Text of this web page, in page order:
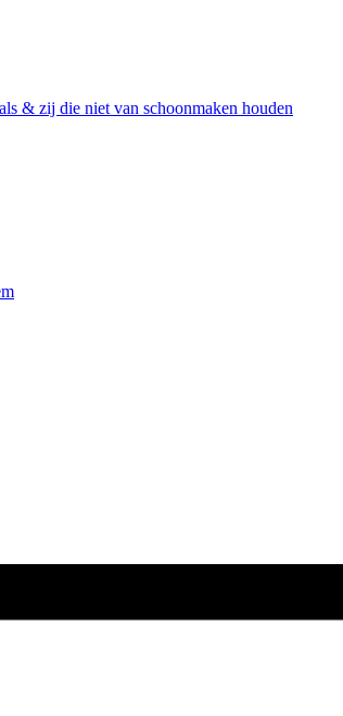
& zij die niet van schoonmaken houden